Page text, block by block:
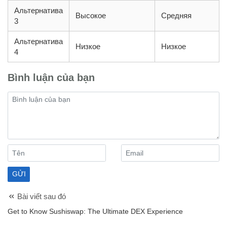
Альтернатива
3
Высокое Средняя
Альтернатива
4
Низкое Низкое
Bình luận của bạn
Bài viết sau đó
Get to Know Sushiswap: The Ultimate DEX Experience